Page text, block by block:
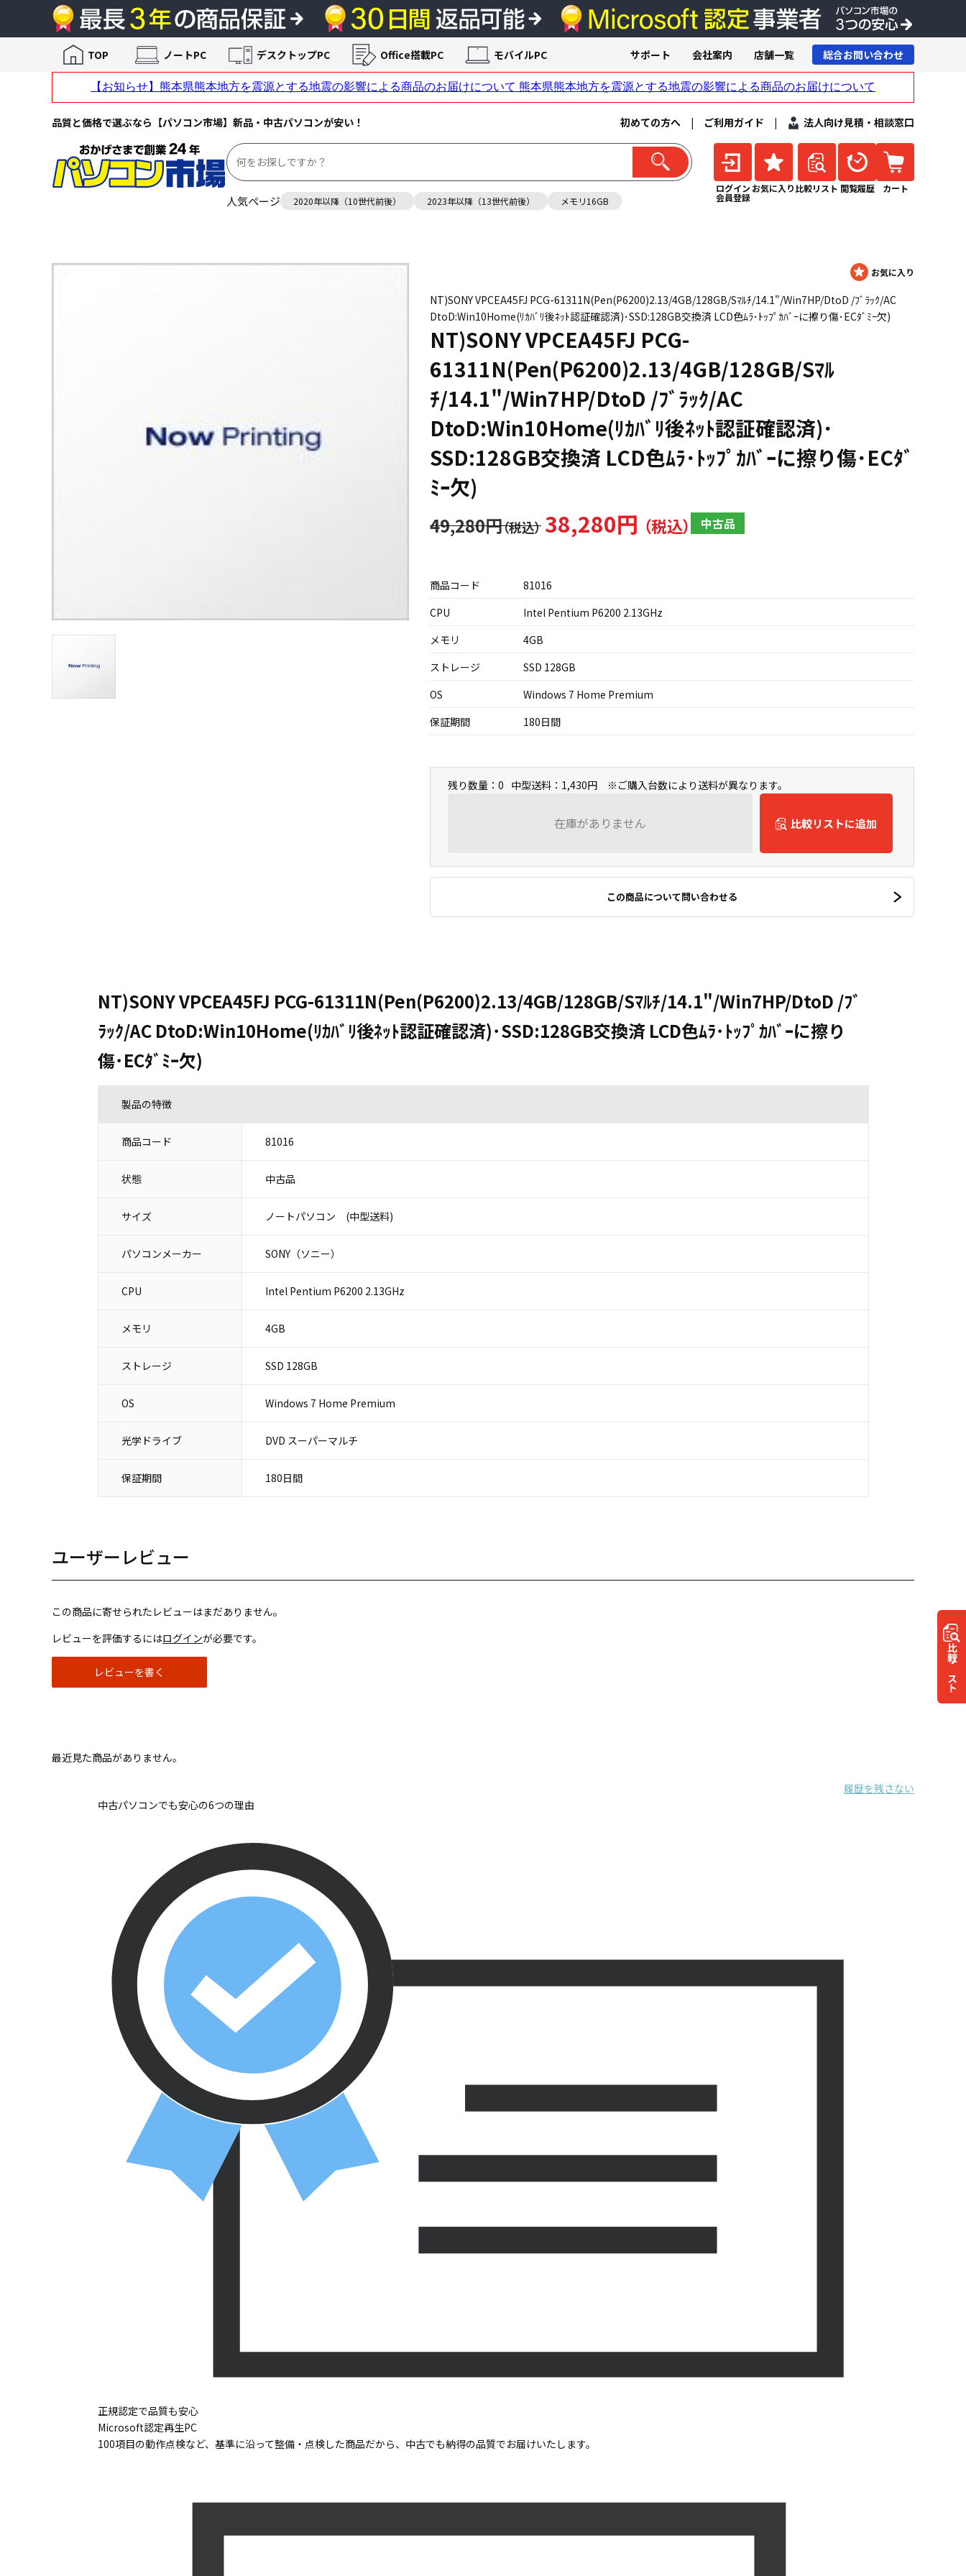
品質と価格で選ぶなら【パソコン市場】新品・中古パソコンが安い！ 初めての方へ | ご利用ガイド | 法人向け見積・相談窓口
人気ページ 2020年以降（10世代前後） 2023年以降（13世代前後） メモリ16GB
ログイン
会員登録
お気に入り 比較リスト 閲覧履歴 カート
TOP ノートPC デスクトップPC Office搭載PC モバイルPC サポート 会社案内 店舗一覧 総合お問い合わせ
NT)SONY VPCEA45FJ PCG-61311N(Pen(P6200)2.13/4GB/128GB/Sﾏﾙﾁ/14.1"/Win7HP/DtoD /ﾌﾞﾗｯｸ/AC
DtoD:Win10Home(ﾘｶﾊﾞﾘ後ﾈｯﾄ認証確認済)･SSD:128GB交換済 LCD色ﾑﾗ･ﾄｯﾌﾟｶﾊﾞｰに擦り傷･ECﾀﾞﾐｰ欠)
NT)SONY VPCEA45FJ PCG-
61311N(Pen(P6200)2.13/4GB/128GB/Sﾏﾙ
ﾁ/14.1"/Win7HP/DtoD /ﾌﾞﾗｯｸ/AC
DtoD:Win10Home(ﾘｶﾊﾞﾘ後ﾈｯﾄ認証確認済)･
SSD:128GB交換済 LCD色ﾑﾗ･ﾄｯﾌﾟｶﾊﾞｰに擦り傷･ECﾀﾞ
ﾐｰ欠)
38,280円 中古品
49,280円
商品コード
81016
CPU
Intel Pentium P6200 2.13GHz
メモリ
4GB
ストレージ
SSD 128GB
OS
Windows 7 Home Premium
保証期間
180日間
残り数量：0 中型送料：1,430円 ※ご購入台数により送料が異なります。
在庫がありません 比較リストに追加
この商品について問い合わせる
比較
リスト
NT)SONY VPCEA45FJ PCG-61311N(Pen(P6200)2.13/4GB/128GB/Sﾏﾙﾁ/14.1"/Win7HP/DtoD /ﾌﾞ
ﾗｯｸ/AC DtoD:Win10Home(ﾘｶﾊﾞﾘ後ﾈｯﾄ認証確認済)･SSD:128GB交換済 LCD色ﾑﾗ･ﾄｯﾌﾟｶﾊﾞｰに擦り
傷･ECﾀﾞﾐｰ欠)
製品の特徴
商品コード 81016
状態 中古品
サイズ ノートパソコン (中型送料)
パソコンメーカー SONY（ソニー）
CPU Intel Pentium P6200 2.13GHz
メモリ 4GB
ストレージ SSD 128GB
OS Windows 7 Home Premium
光学ドライブ DVD スーパーマルチ
保証期間 180日間
ユーザーレビュー
この商品に寄せられたレビューはまだありません。
レビューを評価するにはログインが必要です。
レビューを書く
最近見た商品がありません。
履歴を残さない
中古パソコンでも安心の6つの理由
正規認定で品質も安心
Microsoft認定再生PC
100項目の動作点検など、基準に沿って整備・点検した商品だから、中古でも納得の品質でお届けいたします。